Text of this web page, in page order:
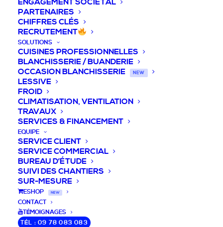
ENGAGEMENT SOCIÉTAL
PARTENAIRES
CHIFFRES CLÉS
RECRUTEMENT
SOLUTIONS
CUISINES PROFESSIONNELLES
BLANCHISSERIE / BUANDERIE
OCCASION BLANCHISSERIE
NEW
LESSIVE
FROID
CLIMATISATION, VENTILATION
TRAVAUX
SERVICES & FINANCEMENT
EQUIPE
SERVICE CLIENT
SERVICE COMMERCIAL
BUREAU D’ÉTUDE
SUIVI DES CHANTIERS
SUR-MESURE
ESHOP NEW
CONTACT
TÉMOIGNAGES
TÉL : 09 78 083 083
DEVIS / CONSEILS /
QUESTIONS